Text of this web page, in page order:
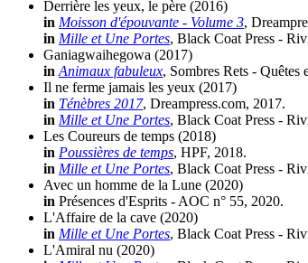
Derrière les yeux, le père (2016)
in Moisson d'épouvante - Volume 3,
in Mille et Une Portes, Black Coat Press -
Ganiagwaihegowa (2017)
in Animaux fabuleux, Sombres Rets - Quêtes
Il ne ferme jamais les yeux (2017)
in Ténèbres 2017, Dreampress.com, 2017.
in Mille et Une Portes, Black Coat Press -
Les Coureurs de temps (2018)
in Poussières de temps, HPF, 2018.
in Mille et Une Portes, Black Coat Press -
Avec un homme de la Lune (2020)
in Présences d'Esprits - AOC n° 55, 2020.
L'Affaire de la cave (2020)
in Mille et Une Portes, Black Coat Press -
L'Amiral nu (2020)